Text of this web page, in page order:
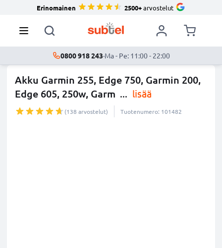
Erinomainen 2500+arvostelut
0800 918 243·Ma - Pe: 11:00 - 22:00
Akku Garmin 255, Edge 750, Garmin 200,
Edge 605, 250w, Garm ... lisää
(138 arvostelut) Tuotenumero: 101482